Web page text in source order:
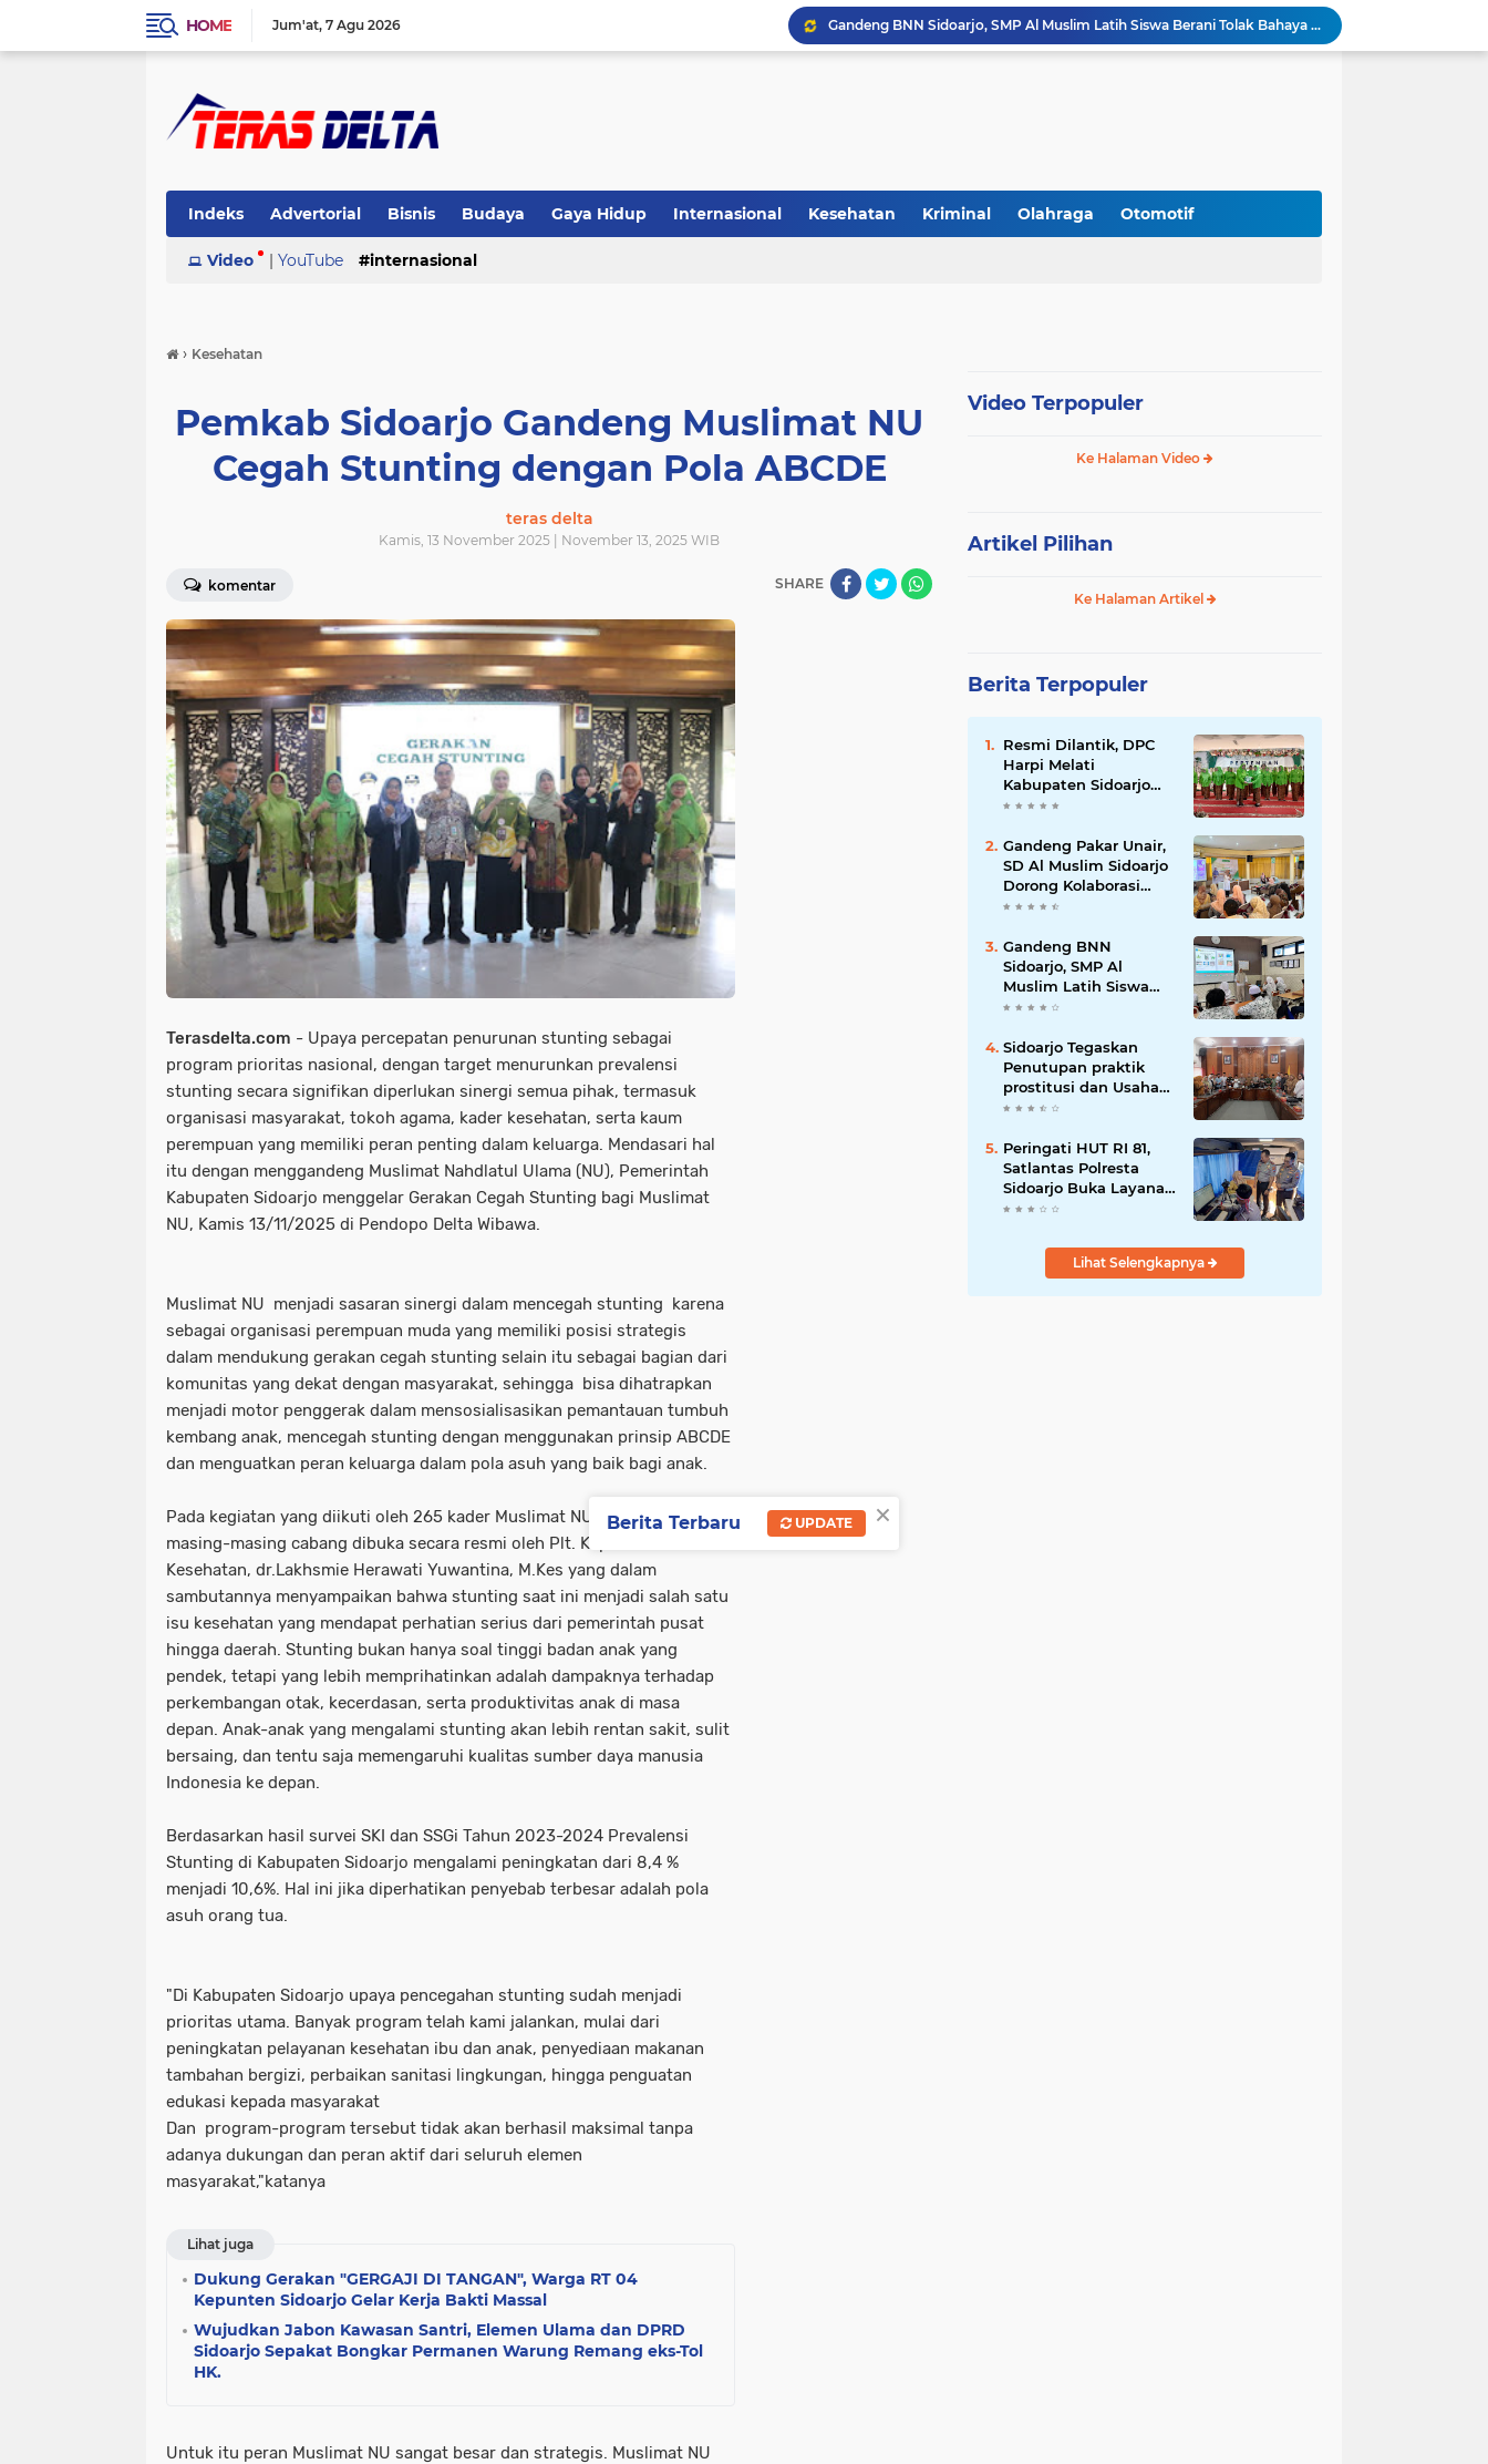
HOME Jum'at 7 Agu 2026
Gandeng BNN Sidoarjo, SMP Al Muslim Latih Siswa Berani Tolak Bahaya Narkoba dan Pergaulan Bebas.
Gandeng PCNU, BPJS Ketenagakerjaan Sidoarjo Serahkan Santunan JKM Rp42 Juta Kepada Ahli Waris Penyuluh Agama di RSI Siti Hajar.
Lakukan Penataan Penjemputan Siswa, MI NBS Grabagan Imbau Wali Murid Tak Padati Area Balai Desa
Indeks Advertorial Bisnis Budaya Gaya Hidup Internasional Kesehatan Kriminal Olahraga Otomotif
Pemerintahan Pendidikan Peristiwa
Video | YouTube internasional
› Kesehatan
Pemkab Sidoarjo Gandeng Muslimat NU
Cegah Stunting dengan Pola ABCDE
teras delta
Kamis, 13 November 2025 | November 13, 2025 WIB
komentar SHARE
Terasdelta.com - Upaya percepatan penurunan stunting sebagai
program prioritas nasional, dengan target menurunkan prevalensi
stunting secara signifikan diperlukan sinergi semua pihak, termasuk
organisasi masyarakat, tokoh agama, kader kesehatan, serta kaum
perempuan yang memiliki peran penting dalam keluarga. Mendasari hal
itu dengan menggandeng Muslimat Nahdlatul Ulama (NU), Pemerintah
Kabupaten Sidoarjo menggelar Gerakan Cegah Stunting bagi Muslimat
NU, Kamis 13/11/2025 di Pendopo Delta Wibawa.
Muslimat NU menjadi sasaran sinergi dalam mencegah stunting karena
sebagai organisasi perempuan muda yang memiliki posisi strategis
dalam mendukung gerakan cegah stunting selain itu sebagai bagian dari
komunitas yang dekat dengan masyarakat, sehingga bisa dihatrapkan
menjadi motor penggerak dalam mensosialisasikan pemantauan tumbuh
kembang anak, mencegah stunting dengan menggunakan prinsip ABCDE
dan menguatkan peran keluarga dalam pola asuh yang baik bagi anak.
Pada kegiatan yang diikuti oleh 265 kader Muslimat NU perwakilan dari
masing-masing cabang dibuka secara resmi oleh Plt. Kepala Dinas
Kesehatan, dr.Lakhsmie Herawati Yuwantina, M.Kes yang dalam
sambutannya menyampaikan bahwa stunting saat ini menjadi salah satu
isu kesehatan yang mendapat perhatian serius dari pemerintah pusat
hingga daerah. Stunting bukan hanya soal tinggi badan anak yang
pendek, tetapi yang lebih memprihatinkan adalah dampaknya terhadap
perkembangan otak, kecerdasan, serta produktivitas anak di masa
depan. Anak-anak yang mengalami stunting akan lebih rentan sakit, sulit
bersaing, dan tentu saja memengaruhi kualitas sumber daya manusia
Indonesia ke depan.
Berdasarkan hasil survei SKI dan SSGi Tahun 2023-2024 Prevalensi
Stunting di Kabupaten Sidoarjo mengalami peningkatan dari 8,4 %
menjadi 10,6%. Hal ini jika diperhatikan penyebab terbesar adalah pola
asuh orang tua.
"Di Kabupaten Sidoarjo upaya pencegahan stunting sudah menjadi
prioritas utama. Banyak program telah kami jalankan, mulai dari
peningkatan pelayanan kesehatan ibu dan anak, penyediaan makanan
tambahan bergizi, perbaikan sanitasi lingkungan, hingga penguatan
edukasi kepada masyarakat
Dan program-program tersebut tidak akan berhasil maksimal tanpa
adanya dukungan dan peran aktif dari seluruh elemen
masyarakat,"katanya
Lihat juga
Dukung Gerakan "GERGAJI DI TANGAN", Warga RT 04
Kepunten Sidoarjo Gelar Kerja Bakti Massal
Wujudkan Jabon Kawasan Santri, Elemen Ulama dan DPRD
Sidoarjo Sepakat Bongkar Permanen Warung Remang eks-Tol
HK.
Untuk itu peran Muslimat NU sangat besar dan strategis. Muslimat NU
Video Terpopuler
Ke Halaman Video
Artikel Pilihan
Ke Halaman Artikel
Berita Terpopuler
Resmi Dilantik, DPC
Harpi Melati
Kabupaten Sidoarjo
Dorong Perias Giatkan
Penganten Putri
Jenggolo.
Gandeng Pakar Unair,
SD Al Muslim Sidoarjo
Dorong Kolaborasi
Sekolah dan Rumah
Kembang Anak.
Gandeng BNN
Sidoarjo, SMP Al
Muslim Latih Siswa
Berani Tolak Bahaya
Pergaulan Bebas.
Sidoarjo Tegaskan
Penutupan praktik
prostitusi dan Usaha
Miras Tanpa Izin,
Forkopimda Siap
Turun ke Lapangan.
Peringati HUT RI 81,
Satlantas Polresta
Sidoarjo Buka Layanan
Perpanjangan SIM
Nonstop Selama 17
Lihat Selengkapnya
×
Berita Terbaru UPDATE